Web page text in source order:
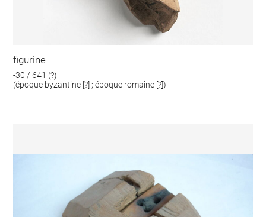
figurine
-30 / 641 (?)
(époque byzantine [?] ; époque romaine [?])